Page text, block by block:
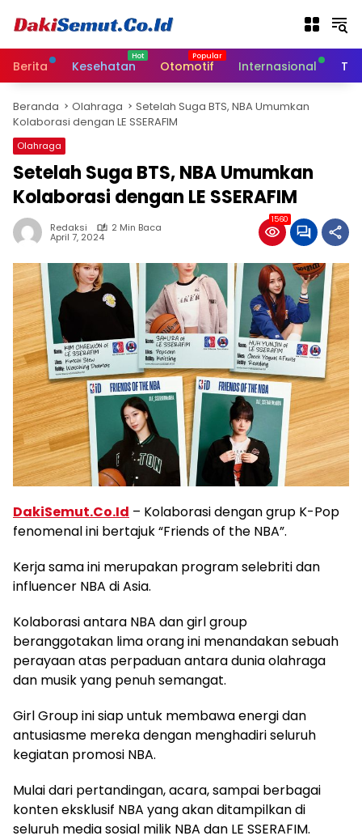
Berita Kesehatan Otomotif Internasional
Beranda Olahraga
Setelah Suga BTS, NBA Umumkan
Kolaborasi dengan LE SSERAFIM
Olahraga
Setelah Suga BTS, NBA Umumkan
Kolaborasi dengan LE SSERAFIM
Redaksi 2 Min Baca
April 7, 2024
1560
DakiSemut.Co.Id – Kolaborasi dengan grup K-Pop
fenomenal ini bertajuk “Friends of the NBA”.
Kerja sama ini merupakan program selebriti dan
influencer NBA di Asia.
Kolaborasi antara NBA dan girl group
beranggotakan lima orang ini menandakan sebuah
perayaan atas perpaduan antara dunia olahraga
dan musik yang penuh semangat.
Girl Group ini siap untuk membawa energi dan
antusiasme mereka dengan menghadiri seluruh
kegiatan promosi NBA.
Mulai dari pertandingan, acara, sampai berbagai
konten eksklusif NBA yang akan ditampilkan di
seluruh media sosial milik NBA dan LE SSERAFIM.